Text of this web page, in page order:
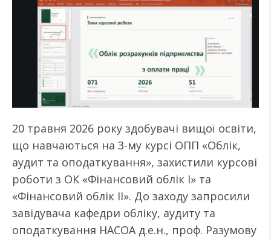
20 травня 2026 року здобувачі вищої освіти,
що навчаються на 3-му курсі ОПП «Облік,
аудит та оподаткування», захистили курсові
роботи з ОК «Фінансовий облік I» та
«Фінансовий облік II». До заходу запросили
завідувача кафедри обліку, аудиту та
оподаткування НАСОА д.е.н., проф. Разумову